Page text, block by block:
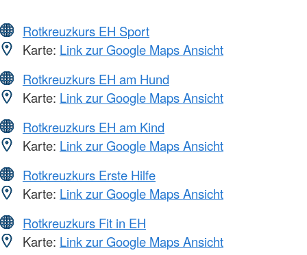
Rotkreuzkurs EH Sport
Karte: Link zur Google Maps Ansicht
Rotkreuzkurs EH am Hund
Karte: Link zur Google Maps Ansicht
Rotkreuzkurs EH am Kind
Karte: Link zur Google Maps Ansicht
Rotkreuzkurs Erste Hilfe
Karte: Link zur Google Maps Ansicht
Rotkreuzkurs Fit in EH
Karte: Link zur Google Maps Ansicht